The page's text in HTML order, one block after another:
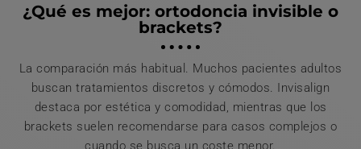
¿Qué es mejor: ortodoncia invisible o
brackets?
La comparación más habitual. Muchos pacientes adultos
buscan tratamientos discretos y cómodos. Invisalign
destaca por estética y comodidad, mientras que los
brackets suelen recomendarse para casos complejos o
cuando se busca un coste menor.